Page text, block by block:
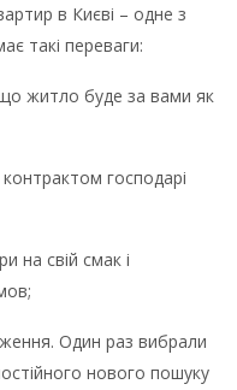
в Києві – одне з
такі переваги:
що житло буде за вами як
господарі
на свій смак і
Один раз вибрали
нового пошуку